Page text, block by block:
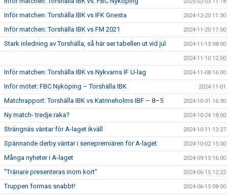
Inför matchen: Torshälla IBK vs IFK Gnesta 2024-12-20 11:30
Inför matchen: Torshälla IBK vs FM 2021 2024-11-20 17:00
Stark inledning av Torshälla, så här ser tabellen ut vid jul 2024-11-13 08:00
2024-11-10 12:00
Inför matchen: Torshälla IBK vs Nykvarns IF U-lag 2024-11-08 16:00
Inför mötet: FBC Nyköping – Torshälla IBK 2024-11-01
Matchrapport: Torshälla IBK vs Katrineholms IBF – 8–5 2024-10-31 16:30
Ny match- tredje raka? 2024-10-24 18:00
Strängnäs väntar för A-laget ikväll 2024-10-11 13:27
Spännande derby väntar i seriepremiären för A-laget 2024-10-02 15:00
Många nyheter i A-laget 2024-09-15 16:00
”Tränare presenteras inom kort” 2024-06-15 12:22
Truppen formas snabbt! 2024-06-15 08:00